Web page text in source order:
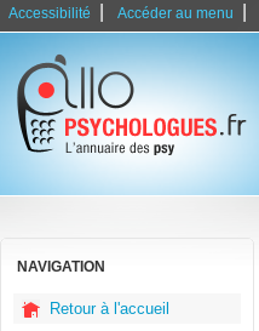
Accessibilité Accéder au menu
NAVIGATION
Retour à l'accueil